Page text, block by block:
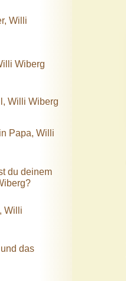
Willi
Wiberg
Willi Wiberg
Papa, Willi
du deinem
Willi
das